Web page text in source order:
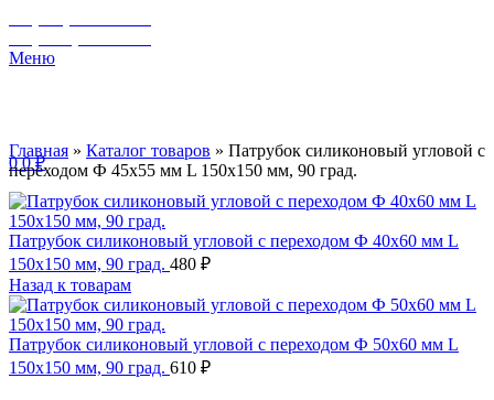
Меню
00₽
Главная » Каталог товаров » Патрубок силиконовый угловой с
переходом Ф 45х55 мм L 150х150 мм, 90 град.
Патрубок силиконовый угловой с переходом Ф 40х60 мм L
150х150 мм, 90 град. 480 ₽
Назад к товарам
Патрубок силиконовый угловой с переходом Ф 50х60 мм L
150х150 мм, 90 град. 610 ₽